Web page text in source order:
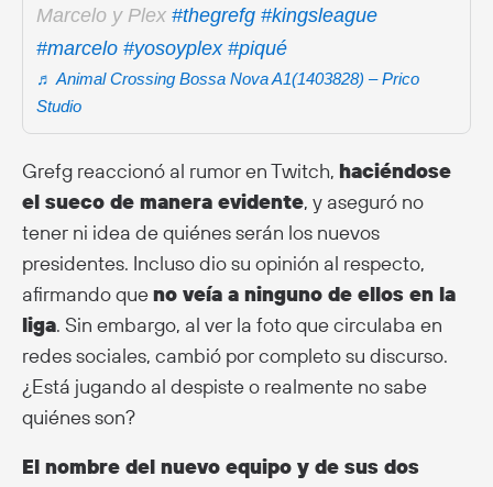
Marcelo y Plex #thegrefg #kingsleague
#marcelo #yosoyplex #piqué
♬ Animal Crossing Bossa Nova A1(1403828) – Prico
Studio
Grefg reaccionó al rumor en Twitch, haciéndose
el sueco de manera evidente, y aseguró no
tener ni idea de quiénes serán los nuevos
presidentes. Incluso dio su opinión al respecto,
afirmando queno veía a ninguno de ellos en la
liga. Sin embargo, al ver la foto que circulaba en
redes sociales, cambió por completo su discurso.
¿Está jugando al despiste o realmente no sabe
quiénes son?
El nombre del nuevo equipo y de sus dos